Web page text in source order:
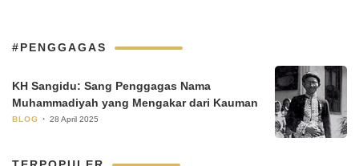
#PENGGAGAS
KH Sangidu: Sang Penggagas Nama
Muhammadiyah yang Mengakar dari Kauman
BLOG 28 April 2025